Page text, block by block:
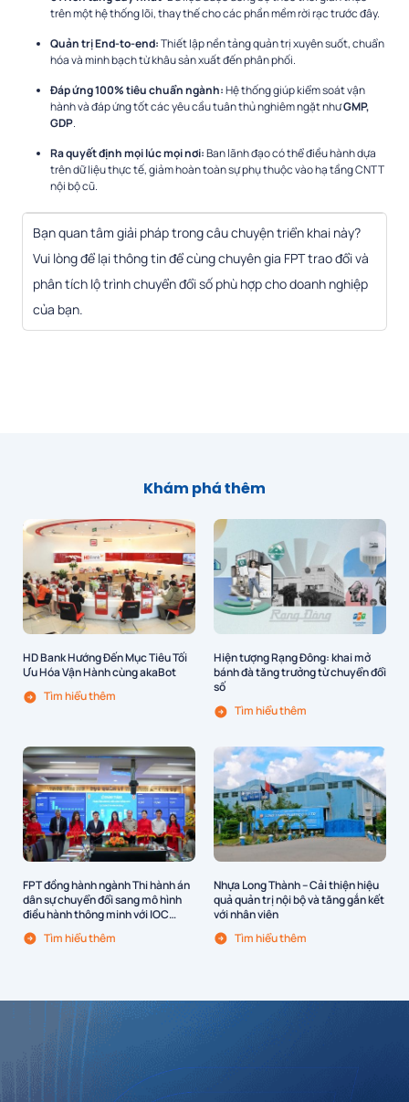
trên một hệ thống lõi, thay thế cho các phần mềm rời rạc trước đây.
Quản trị End-to-end:Thiết lập nền tảng quản trị xuyên suốt, chuẩn
hóa và minh bạch từ khâu sản xuất đến phân phối.
Đáp ứng 100% tiêu chuẩn ngành:Hệ thống giúp kiểm soát vận
hành và đáp ứng tốt các yêu cầu tuân thủ nghiêm ngặt nhưGMP,
GDP.
Ra quyết định mọi lúc mọi nơi:Ban lãnh đạo có thể điều hành dựa
trên dữ liệu thực tế, giảm hoàn toàn sự phụ thuộc vào hạ tầng CNTT
nội bộ cũ.
Bạn quan tâm giải pháp trong câu chuyện triển khai này?
Vui lòng để lại thông tin để cùng chuyên gia FPT trao đổi và
phân tích lộ trình chuyển đổi số phù hợp cho doanh nghiệp
của bạn.
Khám phá thêm
HD Bank Hướng Đến Mục Tiêu Tối
Ưu Hóa Vận Hành cùng akaBot
Tìm hiểu thêm
Hiện tượng Rạng Đông: khai mở
bánh đà tăng trưởng từ chuyển đổi
số
Tìm hiểu thêm
FPT đồng hành ngành Thi hành án
dân sự chuyển đổi sang mô hình
điều hành thông minh với IOC
THADS
Tìm hiểu thêm
Nhựa Long Thành – Cải thiện hiệu
quả quản trị nội bộ và tăng gắn kết
với nhân viên
Tìm hiểu thêm